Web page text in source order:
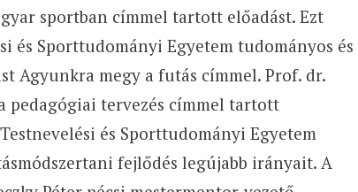
sportban címmel tartott előadást. Ezt
és Sporttudományi Egyetem tudományos és
Agyunkra megy a futás címmel. Prof. dr.
pedagógiai tervezés címmel tartott
és Sporttudományi Egyetem
fejlődés legújabb irányait. A